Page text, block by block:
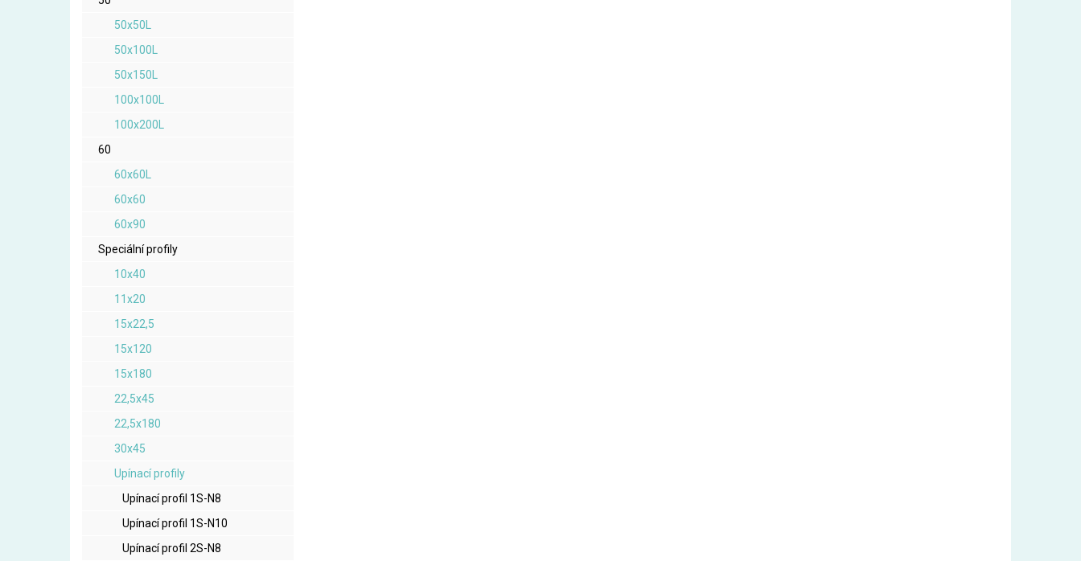
50x50L
50x100L
50x150L
100x100L
100x200L
60
60x60L
60x60
60x90
Speciální profily
10x40
11x20
15x22,5
15x120
15x180
22,5x45
22,5x180
30x45
Upínací profily
Upínací profil 1S-N8
Upínací profil 1S-N10
Upínací profil 2S-N8